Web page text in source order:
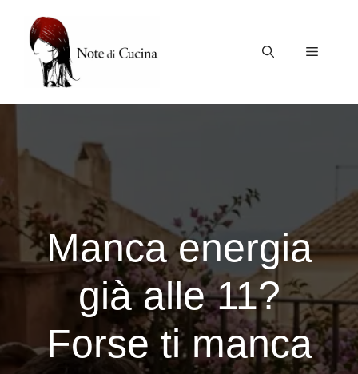
contenuto
Menu
Manca energia
già alle 11?
Forse ti manca